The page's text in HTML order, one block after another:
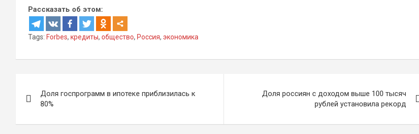
Рассказать об этом:
Tags: Forbes, кредиты, общество, Россия, экономика
по
записям
Доля госпрограмм в ипотеке приблизилась к
80%
Доля россиян с доходом выше 100 тысяч
рублей установила рекорд